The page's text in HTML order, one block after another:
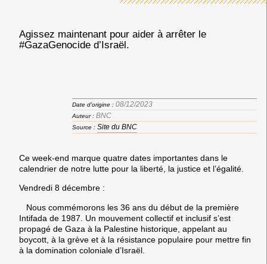
Agissez maintenant pour aider à arrêter le
#GazaGenocide d’Israël.
Date d'origine : 08/12/2023
Auteur : BNC
Source : Site du BNC
Ce week-end marque quatre dates importantes dans le
calendrier de notre lutte pour la liberté, la justice et l’égalité.
Vendredi 8 décembre :
Nous commémorons les 36 ans du début de la première
Intifada de 1987 . Un mouvement collectif et inclusif s’est
propagé de Gaza à la Palestine historique, appelant au
boycott, à la grève et à la résistance populaire pour mettre fin
à la domination coloniale d’Israël.